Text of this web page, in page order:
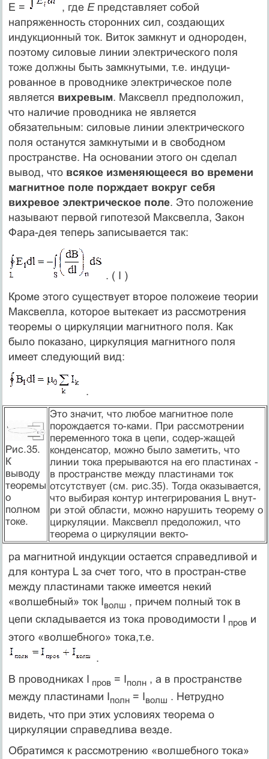
E =
, где Епредставляет собой
напряженность сторонних сил, создающих
индукционный ток. Виток замкнут и однороден,
поэтому силовые линии электрического поля
тоже должны быть замкнутыми, т.е. индуци-
рованное в проводнике электрическое поле
является вихревым. Максвелл предположил,
что наличие проводника не является
обязательным: силовые линии электрического
поля останутся замкнутыми и в свободном
пространстве. На основании этого он сделал
вывод, что всякое изменяющееся во времени
магнитное поле порждает вокруг себя
вихревое электрическое поле. Это положение
называют первой гипотезой Максвелла, Закон
Фара-дея теперь записывается так:
. ( I )
Кроме этого существует второе положеие теории
Максвелла, которое вытекает из рассмотрения
теоремы о циркуляции магнитного поля. Как
было показано, циркуляция магнитного поля
имеет следующий вид:
.
Рис.35.
К
выводу
теоремы
о
полном
токе.
Это значит, что любое магнитное поле
порождается то-ками. При рассмотрении
переменного тока в цепи, содер-жащей
конденсатор, можно было заметить, что
линии тока прерываются на его пластинах -
в пространстве между пластинами ток
отсутствует (см. рис.35). Тогда оказывается,
что выбирая контур интегрирования L внут-
ри этой области, можно нарушить теорему о
циркуляции. Максвелл предоложил, что
теорема о циркуляции векто-
ра магнитной индукции остается справедливой и
для контура L за счет того, что в простран-стве
между пластинами также имеется некий
«волшебный» ток Iволш , причем полный ток в
цепи складывается из тока проводимости I пров и
этого «волшебного» тока,т.е.
.
В проводниках I пров = Iполн, а в пространстве
между пластинами Iполн= Iволш . Нетрудно
видеть, что при этих условиях теорема о
циркуляции справедлива везде.
Обратимся к рассмотрению «волшебного тока»